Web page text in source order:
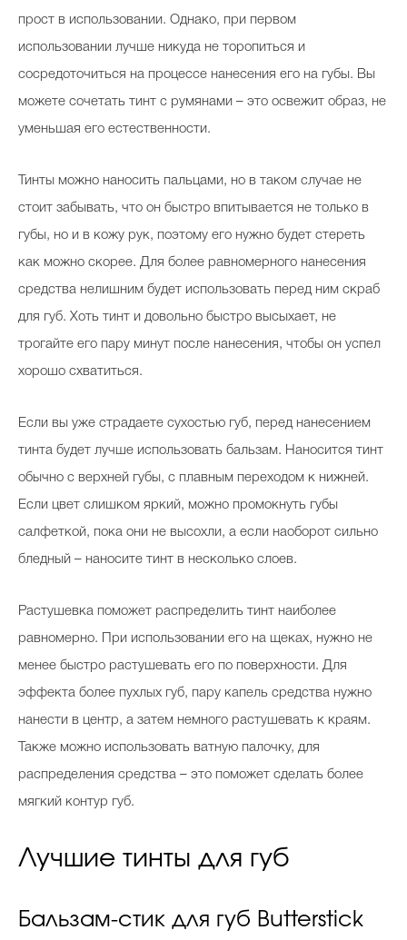
прост в использовании. Однако, при первом
использовании лучше никуда не торопиться и
сосредоточиться на процессе нанесения его на губы. Вы
можете сочетать тинт с румянами – это освежит образ, не
уменьшая его естественности.
Тинты можно наносить пальцами, но в таком случае не
стоит забывать, что он быстро впитывается не только в
губы, но и в кожу рук, поэтому его нужно будет стереть
как можно скорее. Для более равномерного нанесения
средства нелишним будет использовать перед ним скраб
для губ. Хоть тинт и довольно быстро высыхает, не
трогайте его пару минут после нанесения, чтобы он успел
хорошо схватиться.
Если вы уже страдаете сухостью губ, перед нанесением
тинта будет лучше использовать бальзам. Наносится тинт
обычно с верхней губы, с плавным переходом к нижней.
Если цвет слишком яркий, можно промокнуть губы
салфеткой, пока они не высохли, а если наоборот сильно
бледный – наносите тинт в несколько слоев.
Растушевка поможет распределить тинт наиболее
равномерно. При использовании его на щеках, нужно не
менее быстро растушевать его по поверхности. Для
эффекта более пухлых губ, пару капель средства нужно
нанести в центр, а затем немного растушевать к краям.
Также можно использовать ватную палочку, для
распределения средства – это поможет сделать более
мягкий контур губ.
Лучшие тинты для губ
Бальзам-стик для губ Butterstick